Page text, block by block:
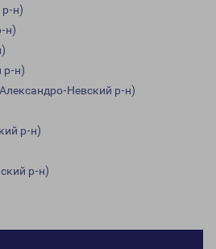
н)
н)
р-н)
Невский р-н)
р-н)
р-н)